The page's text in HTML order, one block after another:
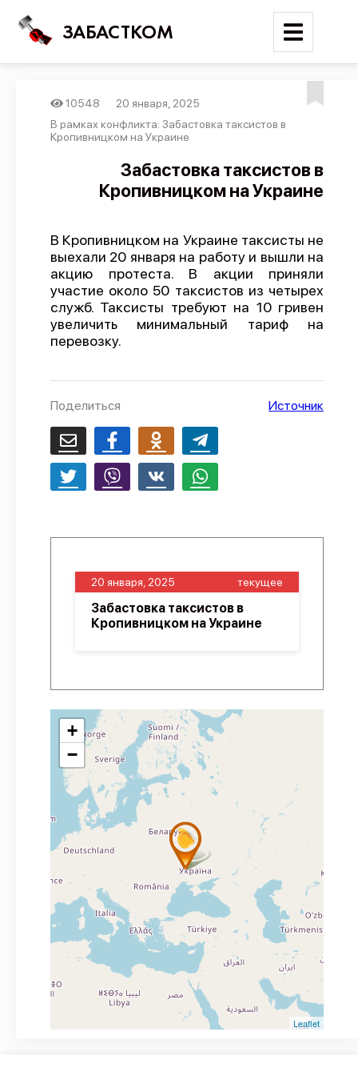
ЗАБАСТКОМ
Войти
Поиск
Новости
Трудовые конфликты
Отчеты
Предложить публикацию
Справочник
О проекте
Политика конфиденциальности
10548
20 января, 2025
В рамках конфликта: Забастовка таксистов в
Кропивницком на Украине
Забастовка таксистов в
Кропивницком на Украине
В Кропивницком на Украине таксисты не
выехали 20 января на работу и вышли на
акцию протеста. В акции приняли
участие около 50 таксистов из четырех
служб. Таксисты требуют на 10 гривен
увеличить минимальный тариф на
перевозку.
Поделиться Источник
20 января, 2025 текущее
Забастовка таксистов в
Кропивницком на Украине
+
−
Leaflet